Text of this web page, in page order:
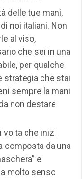
delle tue mani,
noi italiani. Non
al viso,
che sei in una
per qualche
strategia che stai
sempre la mani
non destare
volta che inizi
composta da una
e
molto senso